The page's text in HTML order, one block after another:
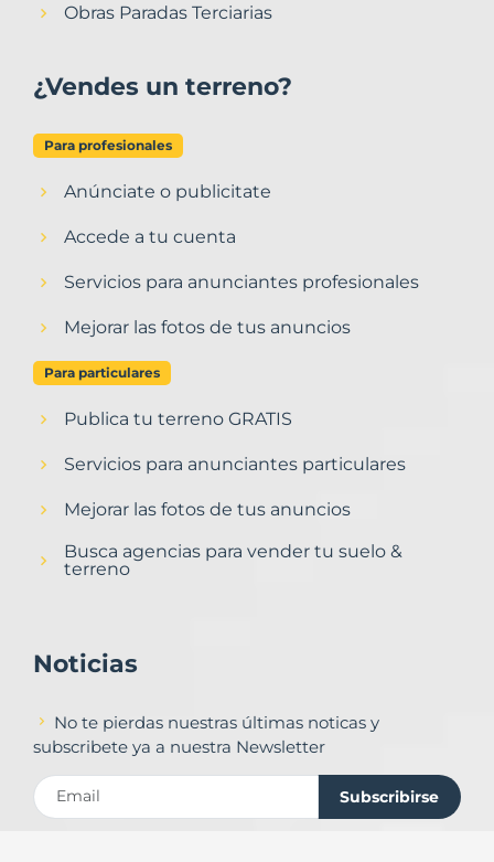
Obras Paradas Terciarias
¿Vendes un terreno?
Para profesionales
Anúnciate o publicitate
Accede a tu cuenta
Servicios para anunciantes profesionales
Mejorar las fotos de tus anuncios
Para particulares
Publica tu terreno GRATIS
Servicios para anunciantes particulares
Mejorar las fotos de tus anuncios
Busca agencias para vender tu suelo &
terreno
Noticias
No te pierdas nuestras últimas noticas y
subscribete ya a nuestra Newsletter
Subscribirse